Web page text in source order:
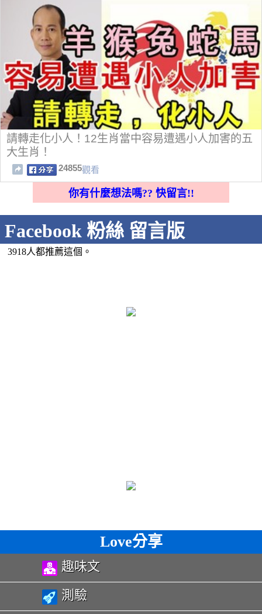
請轉走化小人！12生肖當中容易遭遇小人加害的五
大生肖！
24855觀看
你有什麼想法嗎?? 快留言!!
Facebook 粉絲 留言版
3918人都推薦這個。
Love分享
趣味文
測驗